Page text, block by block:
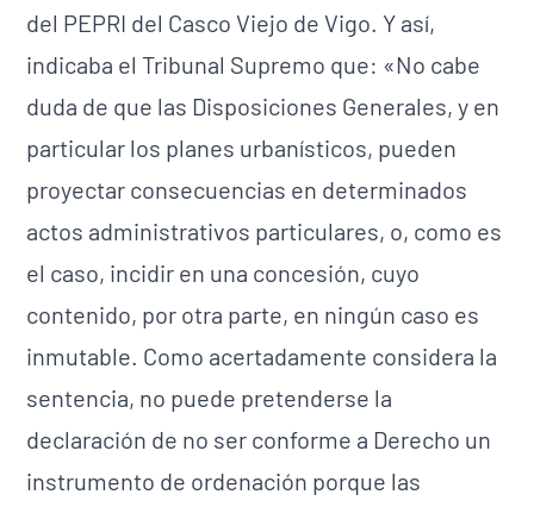
del PEPRI del Casco Viejo de Vigo. Y así,
indicaba el Tribunal Supremo que: «No cabe
duda de que las Disposiciones Generales, y en
particular los planes urbanísticos, pueden
proyectar consecuencias en determinados
actos administrativos particulares, o, como es
el caso, incidir en una concesión, cuyo
contenido, por otra parte, en ningún caso es
inmutable. Como acertadamente considera la
sentencia, no puede pretenderse la
declaración de no ser conforme a Derecho un
instrumento de ordenación porque las